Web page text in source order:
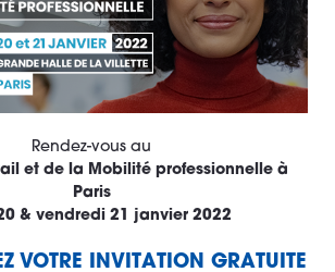
Rendez-vous au
et de la Mobilité professionnelle à
Paris
& vendredi 21 janvier 2022
VOTRE INVITATION GRATUITE